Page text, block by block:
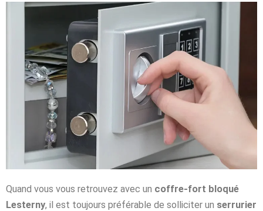
Quand vous vous retrouvez avec un coffre-fort bloqué
Lesterny, il est toujours préférable de solliciter un serrurier